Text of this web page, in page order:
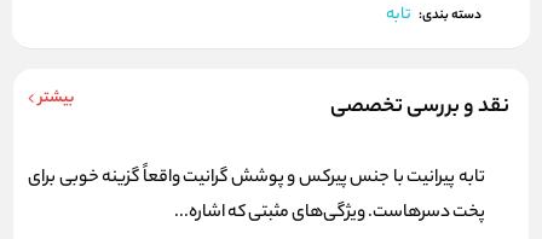
دسته بندی: تابه
نقد و بررسی تخصصی بیشتر
تابه پیرانیت با جنس پیرکس و پوشش گرانیت واقعاً گزینه خوبی برای
پخت دسرهاست. ویژگی‌های مثبتی که اشاره...